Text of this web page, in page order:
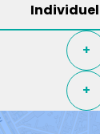
+
+